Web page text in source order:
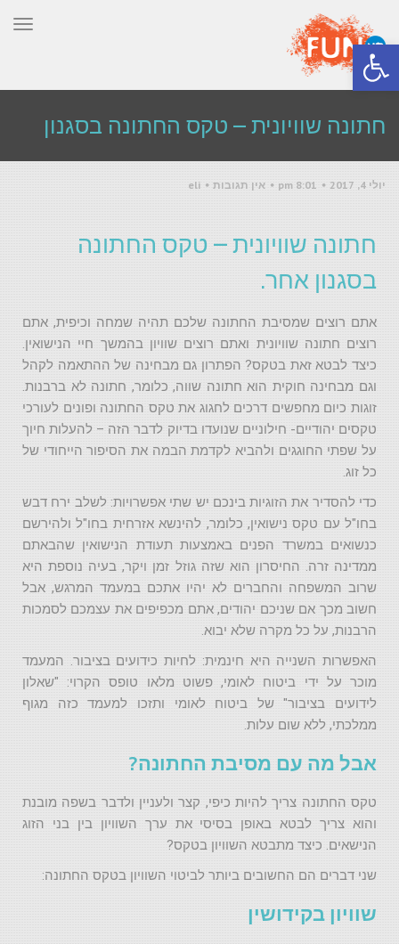
פתח סרגל נגישות
חתונה שוויונית – טקס החתונה בסגנון
אחר
יולי 4, 2017 8:01 pm אין תגובות eli
חתונה שוויונית – טקס החתונה
בסגנון אחר.
אתם רוצים שמסיבת החתונה שלכם תהיה שמחה וכיפית, אתם
רוצים חתונה שוויונית ואתם רוצים שוויון בהמשך חיי הנישואין.
כיצד לבטא זאת בטקס? הפתרון גם מבחינה של ההתאמה לקהל
וגם מבחינה חוקית הוא חתונה שווה, כלומר, חתונה לא ברבנות.
זוגות כיום מחפשים דרכים לחגוג את טקס החתונה ופונים לעורכי
טקסים יהודיים- חילוניים שנועדו בדיוק לדבר הזה – להעלות חיוך
על שפתי החוגגים ולהביא לקדמת הבמה את הסיפור הייחודי של
כל זוג.
כדי להסדיר את הזוגיות בינכם יש שתי אפשרויות: לשלב ירח דבש
בחו"ל עם טקס נישואין, כלומר, להינשא אזרחית בחו"ל ולהירשם
כנשואים במשרד הפנים באמצעות תעודת הנישואין שהבאתם
ממדינה זרה. החיסרון הוא שזה גוזל זמן ויקר, בעיה נוספת היא
שרוב המשפחה והחברים לא יהיו אתכם במעמד המרגש, אבל
חשוב מכך אם שניכם יהודים, אתם מכפיפים את עצמכם לסמכות
הרבנות, על כל מקרה שלא יבוא.
האפשרות השנייה היא חינמית: לחיות כידועים בציבור. המעמד
מוכר על ידי ביטוח לאומי, פשוט מלאו טופס הקרוי: "שאלון
לידועים בציבור" של ביטוח לאומי ותזכו למעמד כזה מגוף
ממלכתי, ללא שום עלות.
אבל מה עם מסיבת החתונה?
טקס החתונה צריך להיות כיפי, קצר ולעניין ולדבר בשפה מובנת
והוא צריך לבטא באופן בסיסי את ערך השוויון בין בני הזוג
הנישאים. כיצד מתבטא השוויון בטקס?
שני דברים הם החשובים ביותר לביטוי השוויון בטקס החתונה:
שוויון בקידושין